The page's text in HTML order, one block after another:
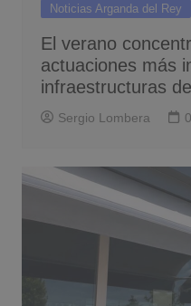
Noticias Arganda del Rey
El verano
actuaciones más
infraestructuras
Sergio Lombera